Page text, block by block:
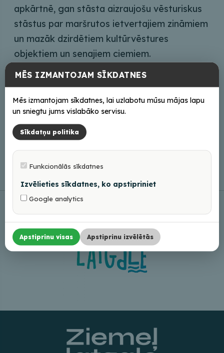
apkārtnē, gan stāsta aizraujošu vēsturiskus
stāstus par maršrutos ietvertajiem zināmiem
un mazāk dzirdētiem kultūrvēstures
objektiem un senajiem ciemiem.
Saziņai
retro73@inbox.lv
+371 26446147
MĒS IZMANTOJAM SĪKDATNES
Mēs izmantojam sīkdatnes, lai uzlabotu mūsu mājas lapu
un sniegtu jums vislabāko servisu.
Sīkdatņu politika
Funkcionālās sīkdatnes
Izvēlieties sīkdatnes, ko apstipriniet
Google analytics
Apstiprinu visas Apstiprinu izvēlētās